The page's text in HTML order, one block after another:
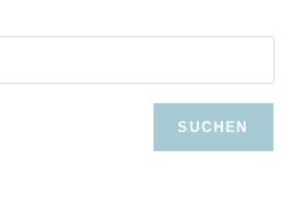
SUCHEN